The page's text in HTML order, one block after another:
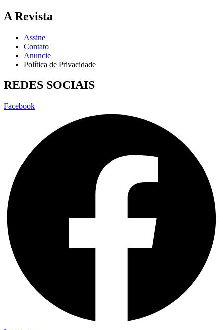
A Revista
Assine
Contato
Anuncie
Política de Privacidade
REDES SOCIAIS
Facebook